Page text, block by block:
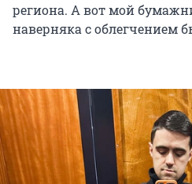
региона. А вот мой
наверняка с облегчением